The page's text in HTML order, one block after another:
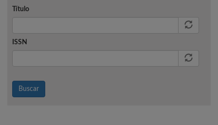
Título
ISSN
Buscar